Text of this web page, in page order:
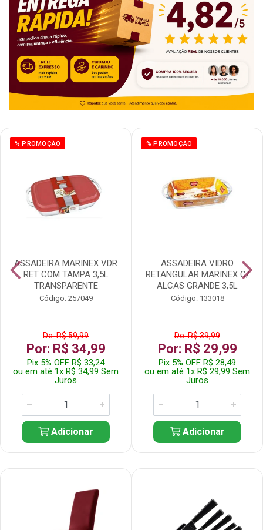
% PROMOÇÃO
ASSADEIRA MARINEX VDR
RET COM TAMPA 3,5L
TRANSPARENTE
Código: 257049
De: R$ 59,99
Por: R$ 34,99
Pix 5% OFF R$ 33,24
ou em até 1x R$ 34,99 Sem
Juros
Adicionar
% PROMOÇÃO
ASSADEIRA VIDRO
RETANGULAR MARINEX C/
ALCAS GRANDE 3,5L
Código: 133018
De: R$ 39,99
Por: R$ 29,99
Pix 5% OFF R$ 28,49
ou em até 1x R$ 29,99 Sem
Juros
Adicionar